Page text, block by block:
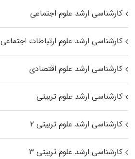
کارشناسی ارشد علوم اجتماعی
کارشناسی ارشد علوم ارتباطات اجتماعی
کارشناسی ارشد علوم اقتصادی
کارشناسی ارشد علوم تربیتی
کارشناسی ارشد علوم تربیتی ۲
کارشناسی ارشد علوم تربیتی ۳